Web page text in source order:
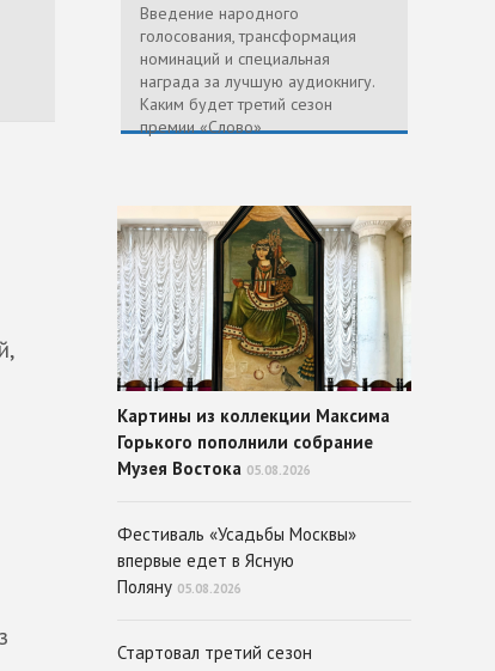
Введение народного
голосования, трансформация
номинаций и специальная
награда за лучшую аудиокнигу.
Каким будет третий сезон
премии «Слово»
Картины из коллекции Максима
Горького пополнили собрание
Музея Востока 05.08.2026
Фестиваль «Усадьбы Москвы»
впервые едет в Ясную
Поляну 05.08.2026
Стартовал третий сезон